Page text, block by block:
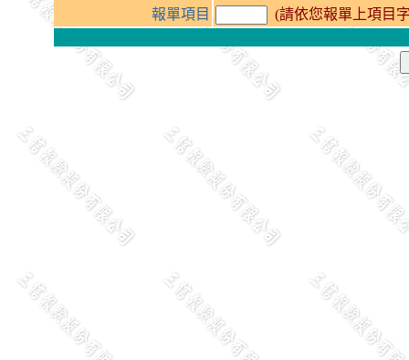
報單項目
(請依您報單上項目